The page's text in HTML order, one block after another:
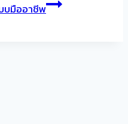
บมืออาชีพ